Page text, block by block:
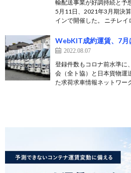
輸配送事業が好調持続と予
5月11日、2021年3月期決
インで開催した。 ニチレ
WebKIT成約運賃、7月
2022.08.07
登録件数もコロナ前水準に
会（全ト協）と日本貨物運
た求荷求車情報ネットワー